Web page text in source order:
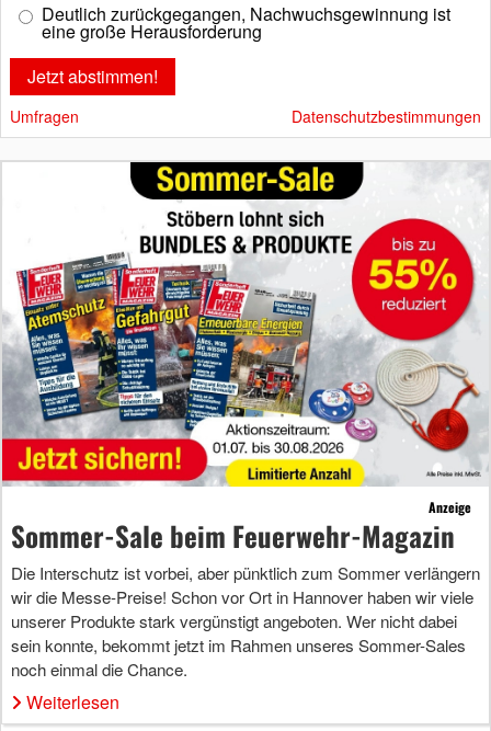
Deutlich zurückgegangen, Nachwuchsgewinnung ist
eine große Herausforderung
Umfragen Datenschutzbestimmungen
Anzeige
Sommer-Sale beim Feuerwehr-Magazin
Die Interschutz ist vorbei, aber pünktlich zum Sommer verlängern
wir die Messe-Preise! Schon vor Ort in Hannover haben wir viele
unserer Produkte stark vergünstigt angeboten. Wer nicht dabei
sein konnte, bekommt jetzt im Rahmen unseres Sommer-Sales
noch einmal die Chance.
Weiterlesen